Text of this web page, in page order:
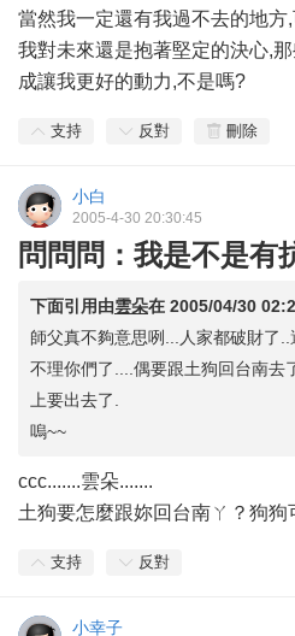
當然我一定還有我過不去的地方
我對未來還是抱著堅定的決心,
成讓我更好的動力,不是嗎?
支持 反對 刪除
小白
2005-4-30 20:30:45
問問問：我是不是有
下面引用由雲朵在 2005/04/30
師父真不夠意思咧...人家都破財了
不理你們了....偶要跟土狗回台南去
上要出去了.
嗚~~
ccc.......雲朵.......
土狗要怎麼跟妳回台南ㄚ？狗狗
支持 反對
小幸子